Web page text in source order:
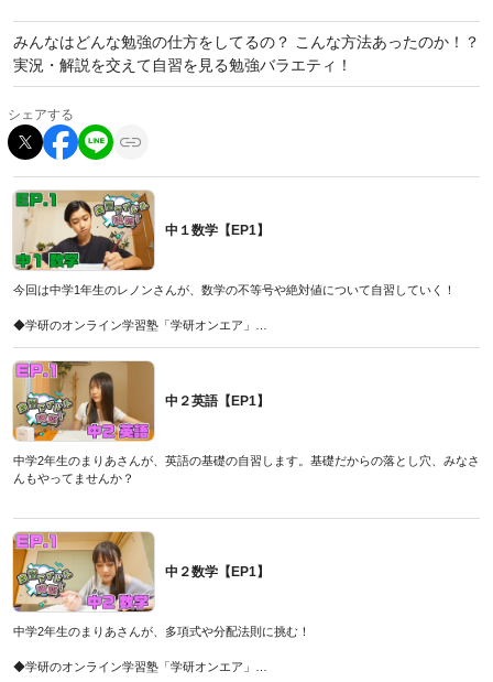
みんなはどんな勉強の仕方をしてるの？ こんな方法あったのか！？
実況・解説を交えて自習を見る勉強バラエティ！
シェアする
中１数学【EP1】
今回は中学1年生のレノンさんが、数学の不等号や絶対値について自習していく！
◆学研のオンライン学習塾「学研オンエア」
◆今なら夏期講習の受付中！
こちら
◆山下先生が運営しているYoutube「学研オンエアチャンネル」
こちら
こちら
中２英語【EP1】
中学2年生のまりあさんが、英語の基礎の自習します。基礎だからの落とし穴、みなさ
んもやってませんか？
こちら
◆今なら夏期講習の受付中！
こちら
◆解説担当・増田先生はYouTubeチャンネル「まっすー先生の英語教室」でも英語の
ぜひチャンネル登録して応援してください！
◆増田先生が監修した問題集「10分動画でスピード攻略高校入試英語」
中２数学【EP1】
中学2年生のまりあさんが、多項式や分配法則に挑む！
◆学研のオンライン学習塾「学研オンエア」